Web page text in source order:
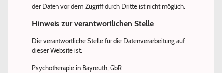
der Daten vor dem Zugriff durch Dritte ist nicht möglich.
Hinweis zur verantwortlichen Stelle
Die verantwortliche Stelle für die Datenverarbeitung auf
dieser Website ist:
Psychotherapie in Bayreuth, GbR